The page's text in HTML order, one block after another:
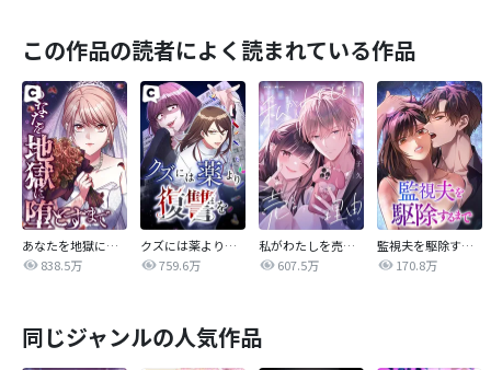
この作品の読者によく読まれている作品
あなたを地獄に堕とすまで
838.5万
クズには薬より復讐を
759.6万
私がわたしを売る理由
607.5万
監視夫を駆除するまで
170.8万
同じジャンルの人気作品